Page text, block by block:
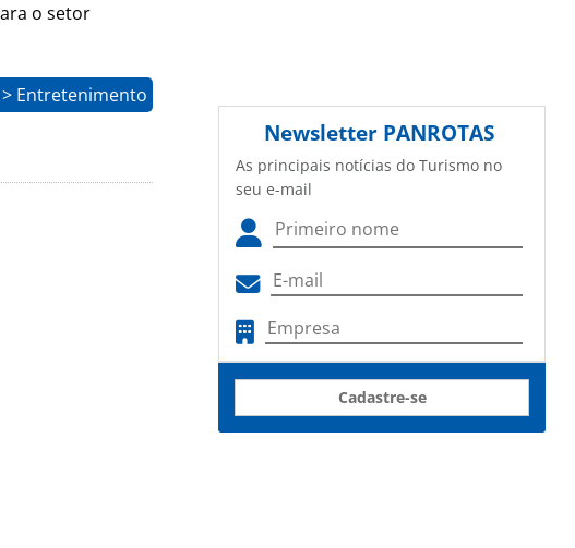
o setor
Entretenimento
Newsletter PANROTAS
As principais notícias do Turismo no
seu e-mail
Cadastre-se